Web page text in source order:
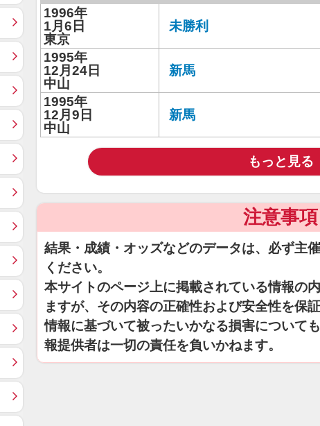
1996年
1月6日
東京
未勝利
1995年
12月24日
中山
新馬
1995年
12月9日
中山
新馬
もっと見る
注意事項
結果・成績・オッズなどのデータは、必ず主
ください。
本サイトのページ上に掲載されている情報の
ますが、その内容の正確性および安全性を保
情報に基づいて被ったいかなる損害について
報提供者は一切の責任を負いかねます。